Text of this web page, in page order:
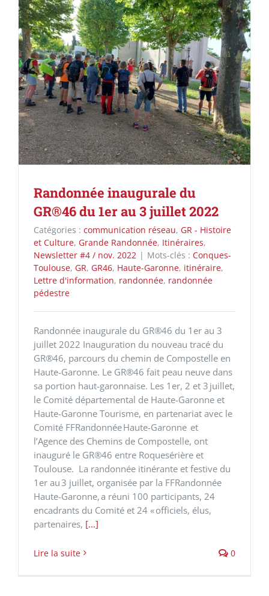
Randonnée inaugurale du
GR®46 du 1er au 3 juillet 2022
Catégories : communication réseau, GR - Histoire
et Culture, Grande Randonnée, Itinéraires,
Newsletter #4 / nov. 2022 | Mots-clés : Conques-
Toulouse, GR, GR46, Haute-Garonne, itinéraire,
Lettre d'information, randonnée, randonnée
pédestre
Randonnée inaugurale du GR®46 du 1er au 3
juillet 2022 Inauguration du nouveau tracé du
GR®46, parcours du chemin de Compostelle en
Haute-Garonne. Le GR®46 fait peau neuve dans
sa portion haut-garonnaise. Les 1er, 2 et 3 juillet,
le Comité départemental de Haute-Garonne et
Haute-Garonne Tourisme, en partenariat avec le
Comité FFRandonnée Haute-Garonne et
l’Agence des Chemins de Compostelle, ont
inauguré le GR®46 entre Roquesérière et
Toulouse. La randonnée itinérante et festive du
1er au 3 juillet, organisée par la FFRandonnée
Haute-Garonne, a réuni 100 participants, 24
encadrants du Comité et 24 « officiels, élus,
partenaires, [...]
Lire la suite 0